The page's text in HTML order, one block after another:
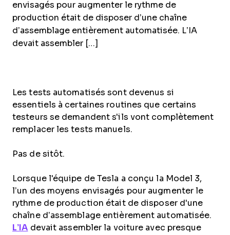
envisagés pour augmenter le rythme de
production était de disposer d’une chaîne
d’assemblage entièrement automatisée. L’IA
devait assembler […]
Les tests automatisés sont devenus si
essentiels à certaines routines que certains
testeurs se demandent s'ils vont complètement
remplacer les tests manuels.
Pas de sitôt.
Lorsque l'équipe de Tesla a conçu la Model 3,
l’un des moyens envisagés pour augmenter le
rythme de production était de disposer d'une
chaîne d’assemblage entièrement automatisée.
L’IA devait assembler la voiture avec presque